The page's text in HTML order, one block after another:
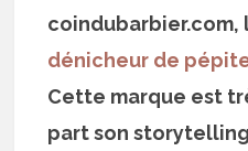
coindubarbier.com,
dénicheur de
Cette marque est
part son